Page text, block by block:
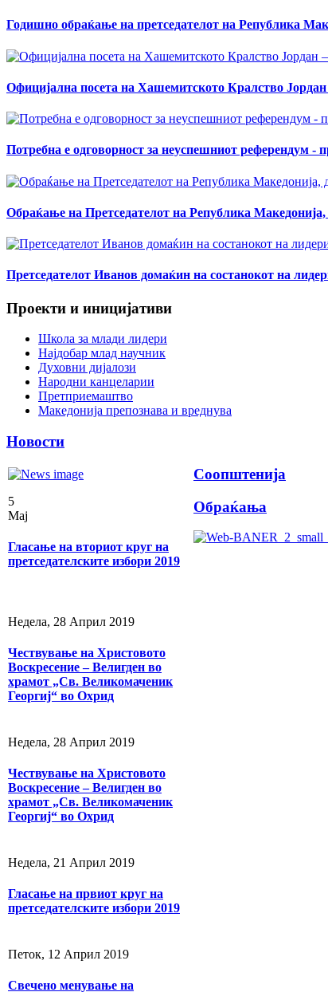
Годишно обраќање на претседателот на Република
Официјална посета на Хашемитското Кралство
Потребна е одговорност за неуспешниот референдум -
Обраќање на Претседателот на Република
Претседателот Иванов домаќин на состанокот на
Проекти и иницијативи
Школа за млади лидери
Најдобар млад научник
Духовни дијалози
Народни канцеларии
Претприемаштво
Македонија препознава и вреднува
Новости
5
Мај
Гласање на вториот круг на
претседателските избори 2019
Недела, 28 Април 2019
Чествување на Христовото
Воскресение – Велигден во
храмот „Св. Великомаченик
Георгиј“ во Охрид
Недела, 28 Април 2019
Чествување на Христовото
Воскресение – Велигден во
храмот „Св. Великомаченик
Георгиј“ во Охрид
Недела, 21 Април 2019
Гласање на првиот круг на
претседателските избори 2019
Петок, 12 Април 2019
Свечено менување на
Соопштенија
Обраќања